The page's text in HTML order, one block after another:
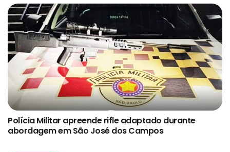
Polícia Militar apreende rifle adaptado durante
abordagem em São José dos Campos